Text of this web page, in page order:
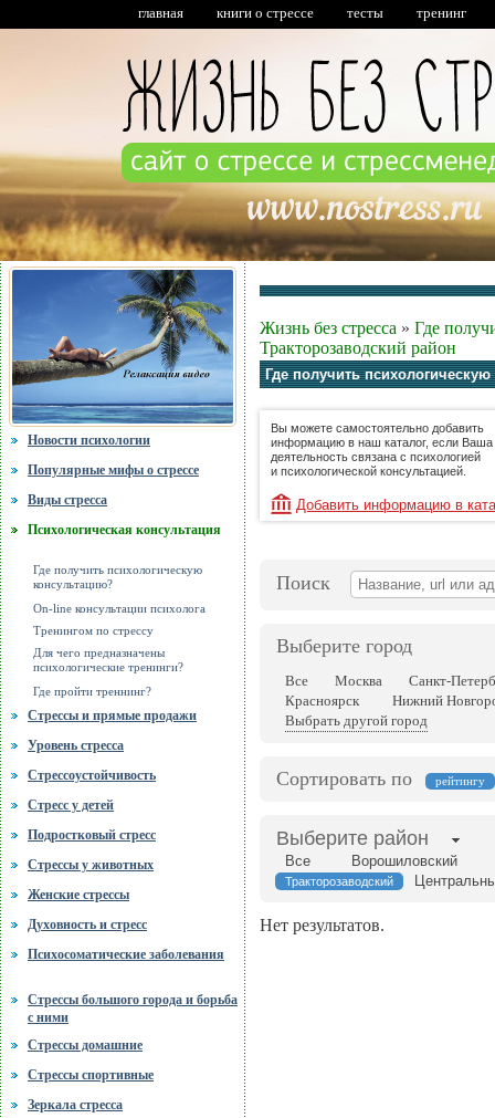
главная книги о стрессе тесты тренинг
Новости психологии
Популярные мифы о стрессе
Виды стресса
Психологическая консультация
Где получить психологическую
консультацию?
On-line консультации психолога
Тренингом по стрессу
Для чего предназначены
психологические тренинги?
Где пройти треннинг?
Стрессы и прямые продажи
Уровень стресса
Стрессоустойчивость
Стресс у детей
Подростковый стресс
Стрессы у животных
Женские стрессы
Духовность и стресс
Психосоматические заболевания
Стрессы большого города и борьба
с ними
Стрессы домашние
Стрессы спортивные
Зеркала стресса
Жизнь без стресса » Где
Тракторозаводский район
Где получить
Вы можете самостоятельно добавить
информацию в наш каталог, если Ваша
деятельность связана с психологией
и психологической консультацией.
Добавить информацию в
Поиск
Выберите город
Все Москва
Санкт-
Красноярск
Нижний
Выбрать другой город
Сортировать по рейтингу
Выберите район
Все Ворошиловский
Тракторозаводский
Нет результатов.